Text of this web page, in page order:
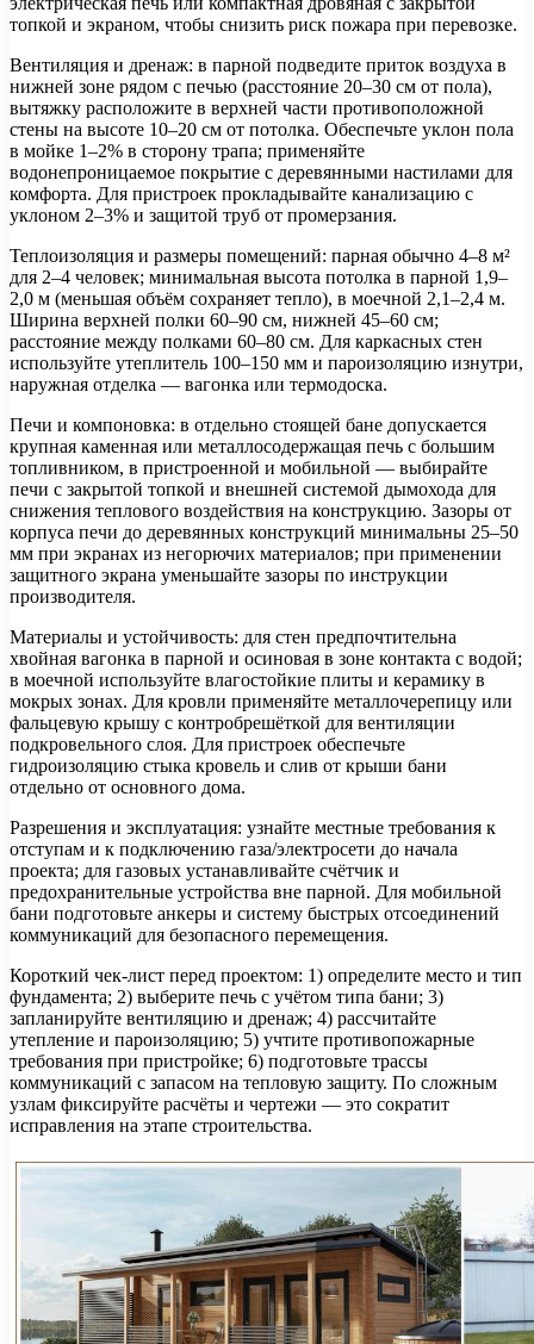
топкой и экраном, чтобы снизить риск пожара при перевозке.
Вентиляция и дренаж: в парной подведите приток воздуха в
нижней зоне рядом с печью (расстояние 20–30 см от пола),
вытяжку расположите в верхней части противоположной
стены на высоте 10–20 см от потолка. Обеспечьте уклон пола
в мойке 1–2% в сторону трапа; применяйте
водонепроницаемое покрытие с деревянными настилами для
комфорта. Для пристроек прокладывайте канализацию с
уклоном 2–3% и защитой труб от промерзания.
Теплоизоляция и размеры помещений: парная обычно 4–8 м²
для 2–4 человек; минимальная высота потолка в парной 1,9–
2,0 м (меньшая объём сохраняет тепло), в моечной 2,1–2,4 м.
Ширина верхней полки 60–90 см, нижней 45–60 см;
расстояние между полками 60–80 см. Для каркасных стен
используйте утеплитель 100–150 мм и пароизоляцию изнутри,
наружная отделка — вагонка или термодоска.
Печи и компоновка: в отдельно стоящей бане допускается
крупная каменная или металлосодержащая печь с большим
топливником, в пристроенной и мобильной — выбирайте
печи с закрытой топкой и внешней системой дымохода для
снижения теплового воздействия на конструкцию. Зазоры от
корпуса печи до деревянных конструкций минимальны 25–50
мм при экранах из негорючих материалов; при применении
защитного экрана уменьшайте зазоры по инструкции
производителя.
Материалы и устойчивость: для стен предпочтительна
хвойная вагонка в парной и осиновая в зоне контакта с водой;
в моечной используйте влагостойкие плиты и керамику в
мокрых зонах. Для кровли применяйте металлочерепицу или
фальцевую крышу с контробрешёткой для вентиляции
подкровельного слоя. Для пристроек обеспечьте
гидроизоляцию стыка кровель и слив от крыши бани
отдельно от основного дома.
Разрешения и эксплуатация: узнайте местные требования к
отступам и к подключению газа/электросети до начала
проекта; для газовых устанавливайте счётчик и
предохранительные устройства вне парной. Для мобильной
бани подготовьте анкеры и систему быстрых отсоединений
коммуникаций для безопасного перемещения.
Короткий чек-лист перед проектом: 1) определите место и тип
фундамента; 2) выберите печь с учётом типа бани; 3)
запланируйте вентиляцию и дренаж; 4) рассчитайте
утепление и пароизоляцию; 5) учтите противопожарные
требования при пристройке; 6) подготовьте трассы
коммуникаций с запасом на тепловую защиту. По сложным
узлам фиксируйте расчёты и чертежи — это сократит
исправления на этапе строительства.